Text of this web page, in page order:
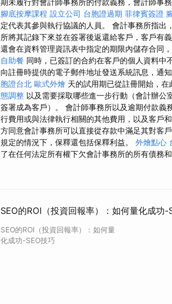
腳底按摩課程 設立公司 台胞證過期 菲律賓簽證
定代表其參與執行協議的人員。 會計事務所指
所將其記錄下來並在簽署後返還給客戶，客戶有
還會在資料管理資訊表中指定的期限內儲存合同
自助餐 同時，已簽訂的合約在客戶的個人資料中
向註冊時提供的電子郵件地址發送系統訊息，通
胞證台北 歐式外燴 天的試用期已從註冊開始，
態調整 以及需要採取哪些進一步行動（會計辦公
簽署成為客戶）。 會計師事務所以及逾期付款
行費用或與法律執行相關的其他費用，以及客戶和
方同意會計事務所可以直接從存款中滿足其對客
規定的情況下，保釋還包括保釋利益。 外燴點心
了在任何法定所有權下欠會計事務所的所有債務
SEO的ROI（投資回報率）：如何量化成功-
SEO的ROI（投資回報率）：如何量
化成功-SEO技巧